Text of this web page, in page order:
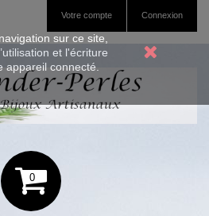
sur ce site,
et l'écriture
appareil connecté.
Connexion
Votre compte
0